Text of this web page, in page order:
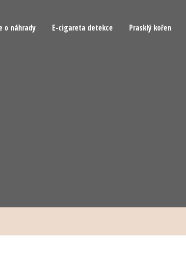
o náhrady E-cigareta detekce Prasklý kořen